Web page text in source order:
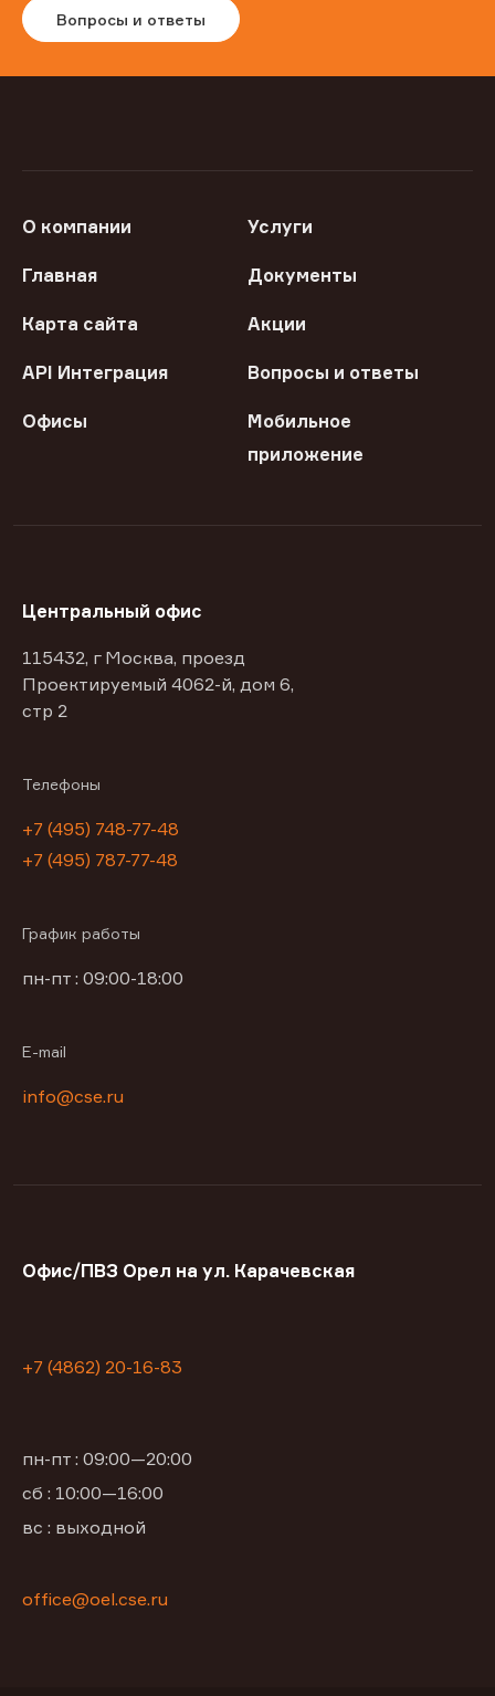
Вопросы и ответы
О компании Услуги
Главная Документы
Карта сайта Акции
API Интеграция Вопросы и ответы
Офисы
Мобильное
приложение
Центральный офис
115432, г Москва, проезд
Проектируемый 4062-й, дом 6,
стр 2
Телефоны
+7 (495) 748-77-48
+7 (495) 787-77-48
График работы
пн-пт : 09:00-18:00
E-mail
info@cse.ru
Офис/ПВЗ Орел на ул. Карачевская
+7 (4862) 20-16-83
пн-пт : 09:00—20:00
сб : 10:00—16:00
вс : выходной
office@oel.cse.ru